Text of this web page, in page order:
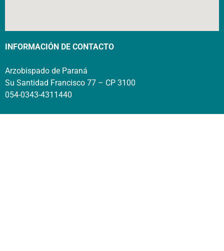
INFORMACIÓN DE CONTACTO
Arzobispado de Paraná
Su Santidad Francisco 77 – CP 3100
054-0343-4311440